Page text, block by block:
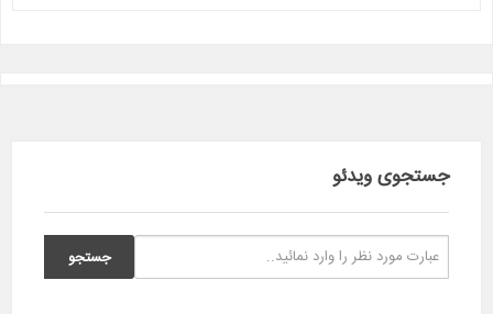
جستجوی ویدئو